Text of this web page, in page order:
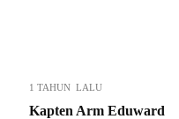
1 TAHUN LALU
Kapten Arm Eduward